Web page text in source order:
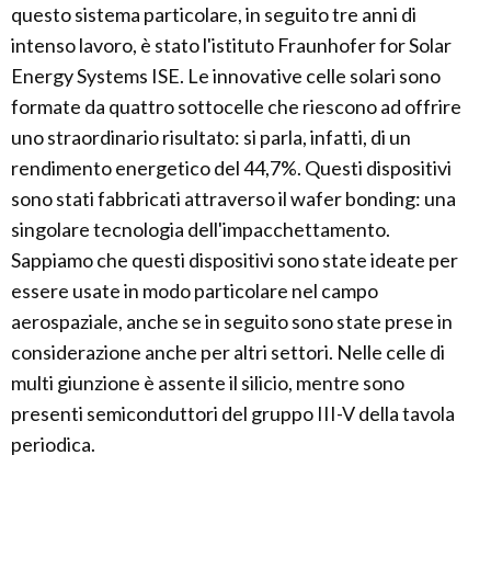
questo sistema particolare, in seguito tre anni di
intenso lavoro, è stato l'istituto Fraunhofer for Solar
Energy Systems ISE. Le innovative celle solari sono
formate da quattro sottocelle che riescono ad offrire
uno straordinario risultato: si parla, infatti, di un
rendimento energetico del 44,7%. Questi dispositivi
sono stati fabbricati attraverso il wafer bonding: una
singolare tecnologia dell'impacchettamento.
Sappiamo che questi dispositivi sono state ideate per
essere usate in modo particolare nel campo
aerospaziale, anche se in seguito sono state prese in
considerazione anche per altri settori. Nelle celle di
multi giunzione è assente il silicio, mentre sono
presenti semiconduttori del gruppo III-V della tavola
periodica.